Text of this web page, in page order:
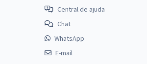
Central de ajuda
Chat
WhatsApp
E-mail